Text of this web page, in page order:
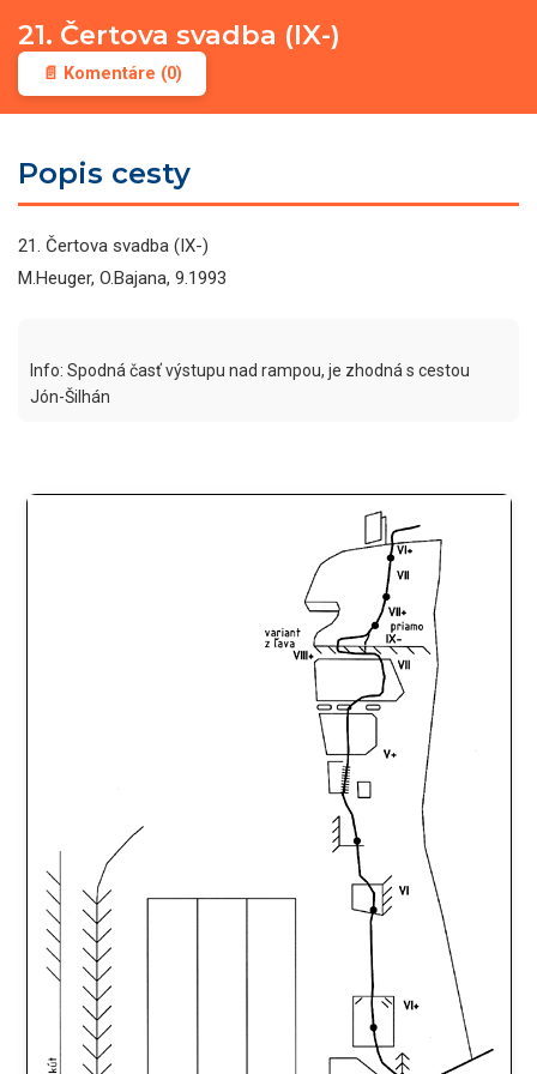
21. Čertova svadba (IX-)
📄 Komentáre (0)
Popis cesty
21. Čertova svadba (IX-)
M.Heuger, O.Bajana, 9.1993
Info: Spodná časť výstupu nad rampou, je zhodná s cestou
Jón-Šilhán